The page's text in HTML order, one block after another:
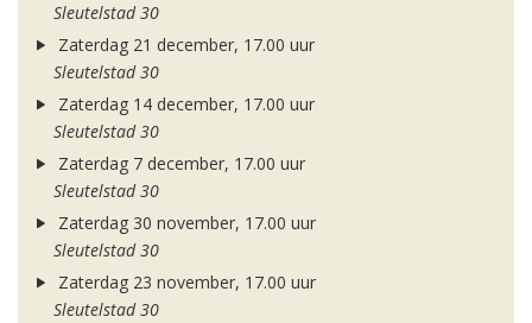
Sleutelstad 30
Zaterdag 21 december, 17.00 uur
Sleutelstad 30
Zaterdag 14 december, 17.00 uur
Sleutelstad 30
Zaterdag 7 december, 17.00 uur
Sleutelstad 30
Zaterdag 30 november, 17.00 uur
Sleutelstad 30
Zaterdag 23 november, 17.00 uur
Sleutelstad 30